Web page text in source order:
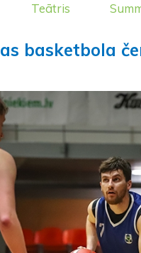
Teātris
basketbola